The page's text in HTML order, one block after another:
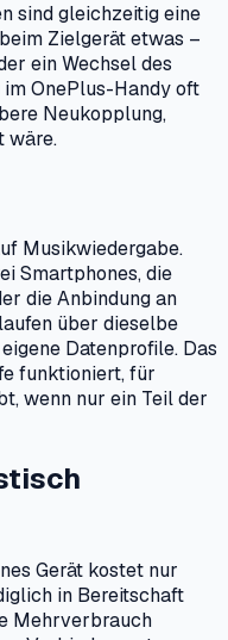
sind gleichzeitig eine
Zielgerät etwas –
ein Wechsel des
OnePlus-Handy oft
Neukopplung,
wäre.
Musikwiedergabe.
Smartphones, die
die Anbindung an
über dieselbe
Datenprofile. Das
funktioniert, für
wenn nur ein Teil der
Gerät kostet nur
in Bereitschaft
Mehrverbrauch